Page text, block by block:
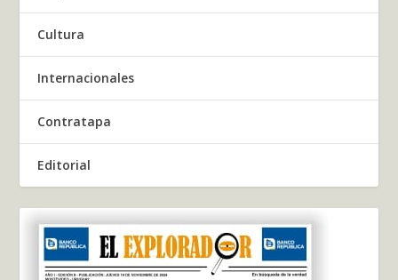
Cultura
Internacionales
Contratapa
Editorial